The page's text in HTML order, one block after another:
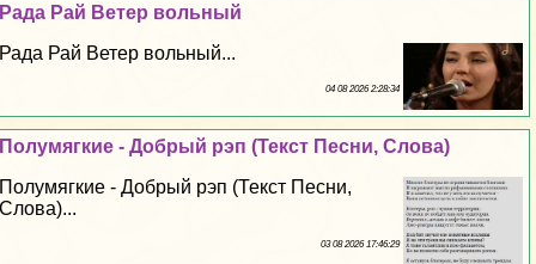
Рада Рай Ветер вольный
Рада Рай Ветер вольный...
04 08 2026 2:28:34
Полумягкие - Добрый рэп (Текст Песни, Слова)
Полумягкие - Добрый рэп (Текст Песни,
Слова)...
03 08 2026 17:46:29